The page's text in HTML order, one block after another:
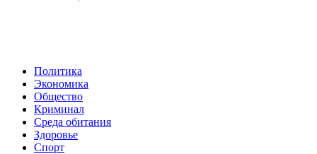
Политика
Экономика
Общество
Криминал
Среда обитания
Здоровье
Спорт